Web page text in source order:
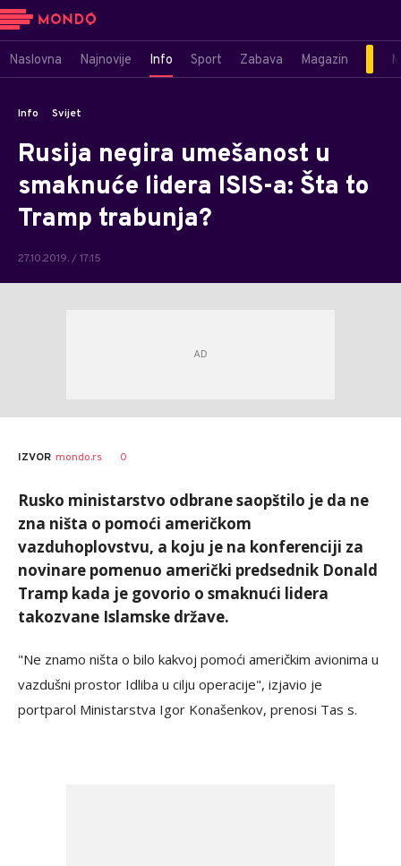
Naslovna Najnovije Info Sport Zabava Magazin
Info Svijet
Rusija negira umešanost u
smaknuće lidera ISIS-a: Šta to
Tramp trabunja?
27.10.2019. / 17:15
AUTOR Tanjug
IZVOR mondo.rs 0
Rusko ministarstvo odbrane saopštilo je da ne
zna ništa o pomoći američkom
vazduhoplovstvu, a koju je na konferenciji za
novinare pomenuo američki predsednik Donald
Tramp kada je govorio o smaknući lidera
takozvane Islamske države.
"Ne znamo ništa o bilo kakvoj pomoći američkim avionima u
vazdušni prostor Idliba u cilju operacije", izjavio je
portparol Ministarstva Igor Konašenkov, prenosi Tas s.